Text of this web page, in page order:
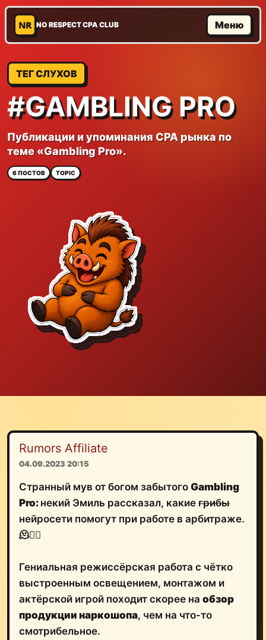
NR NO RESPECT CPA CLUB Меню
ТЕГ СЛУХОВ
#GAMBLING PRO
Публикации и упоминания CPA рынка по
теме «Gambling Pro».
6 ПОСТОВ TOPIC
Rumors Affiliate
04.09.2023 20:15
Странный мув от богом забытого Gambling
Pro: некий Эмиль рассказал, какие грибы
нейросети помогут при работе в арбитраже.
🫠😵‍💫
Гениальная режиссёрская работа с чётко
выстроенным освещением, монтажом и
актёрской игрой походит скорее на обзор
продукции наркошопа, чем на что-то
смотрибельное.